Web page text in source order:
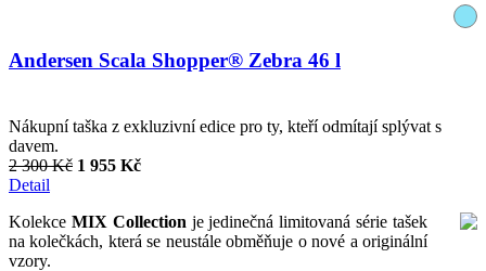
Andersen Scala Shopper® Zebra 46 l
Nákupní taška z exkluzivní edice pro ty, kteří odmítají splývat s
davem.
2 300 Kč 1 955 Kč
Detail
Kolekce MIX Collection je jedinečná limitovaná série tašek
na kolečkách, která se neustále obměňuje o nové a originální
vzory.